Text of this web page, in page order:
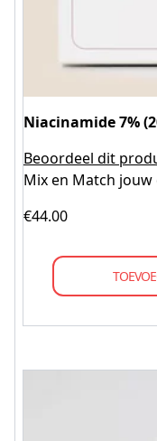
Niacinamide 7%
Beoordeel dit
Mix en Match
€44.00